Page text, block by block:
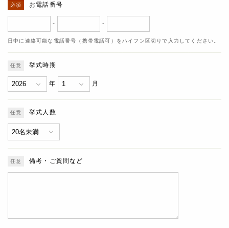
お電話番号
- -
日中に連絡可能な電話番号（携帯電話可）をハイフン区切りで入力してください。
挙式時期
年 月
挙式人数
備考・ご質問など